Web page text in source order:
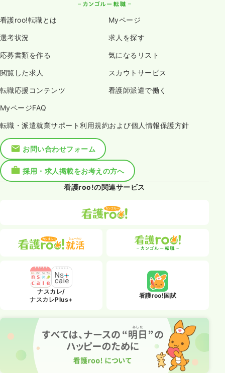
看護roo!転職とは Myページ
選考状況 求人を探す
応募書類を作る 気になるリスト
閲覧した求人 スカウトサービス
転職応援コンテンツ 看護師派遣で働く
MyページFAQ
転職・派遣就業サポート利用規約および個人情報保護方針
お問い合わせフォーム
採用・求人掲載をお考えの方へ
看護roo!の関連サービス
ナスカレ/
ナスカレPlus+
看護roo!国試